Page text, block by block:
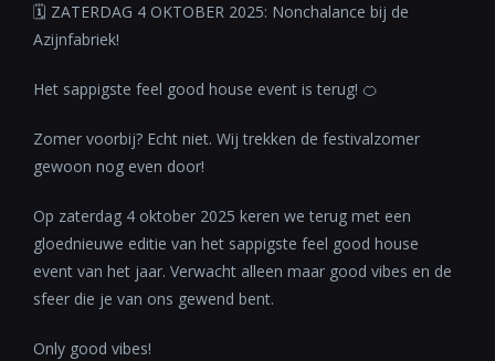
🗓 ZATERDAG 4 OKTOBER 2025: Nonchalance bij de
Azijnfabriek!
Het sappigste feel good house event is terug! 🍊
Zomer voorbij? Echt niet. Wij trekken de festivalzomer
gewoon nog even door!
Op zaterdag 4 oktober 2025 keren we terug met een
gloednieuwe editie van het sappigste feel good house
event van het jaar. Verwacht alleen maar good vibes en de
sfeer die je van ons gewend bent.
Only good vibes!